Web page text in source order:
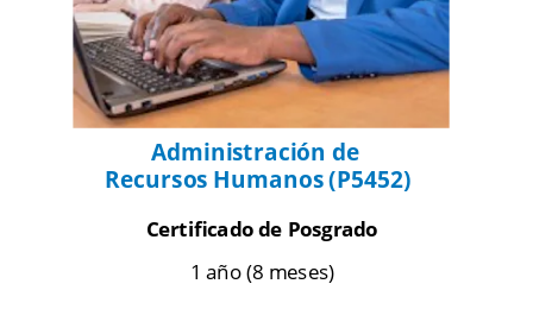
Administración de
Recursos Humanos (P5452)
Certificado de Posgrado
1 año (8 meses)